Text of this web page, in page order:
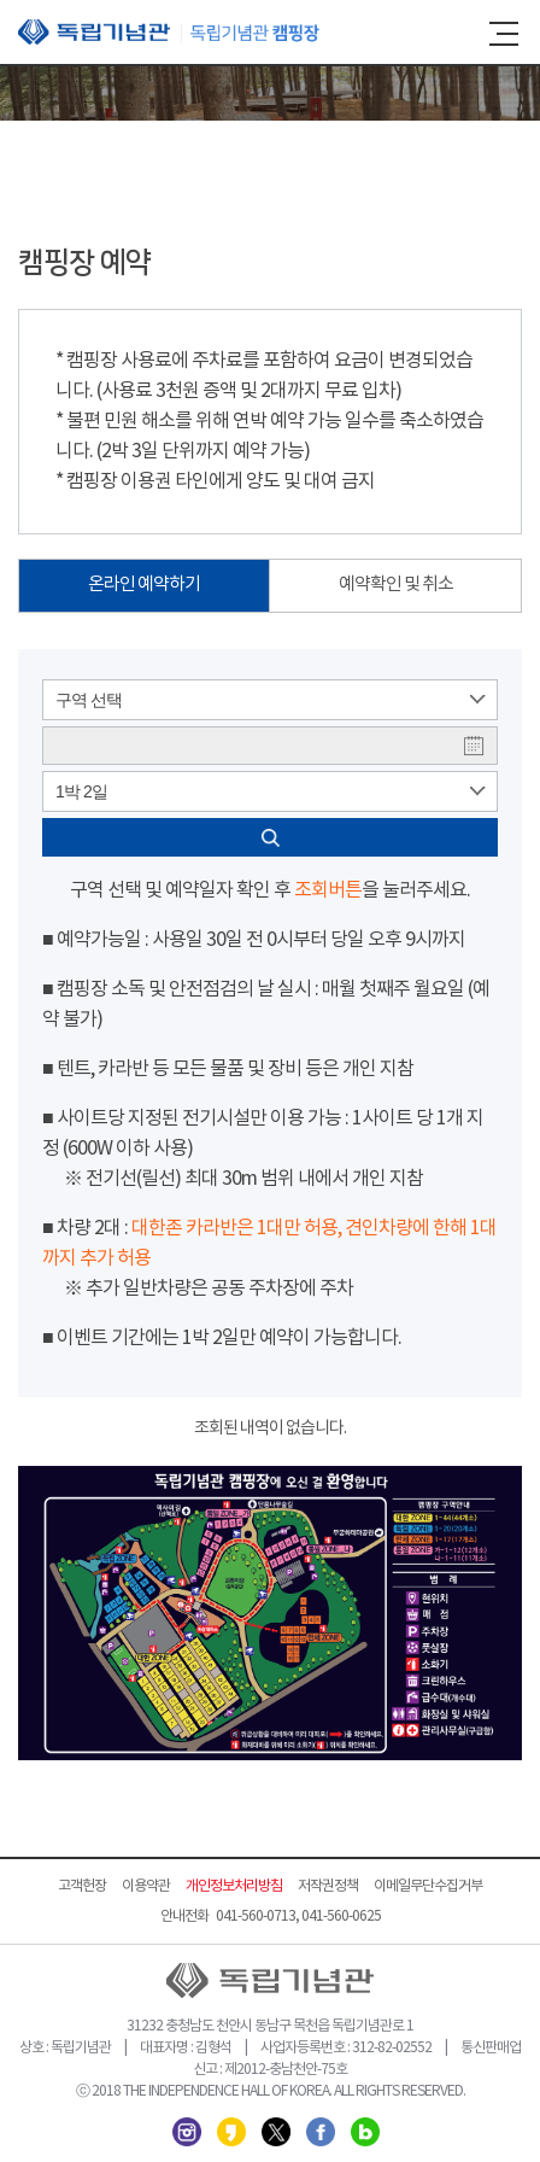
본문 바로가기
캠핑장 예약
* 캠핑장 사용료에 주차료를 포함하여 요금이 변경되었습
니다. (사용료 3천원 증액 및 2대까지 무료 입차)
* 불편 민원 해소를 위해 연박 예약 가능 일수를 축소하였습
니다. (2박 3일 단위까지 예약 가능)
* 캠핑장 이용권 타인에게 양도 및 대여 금지
온라인 예약하기 예약확인 및 취소
구역 선택
1박 2일
구역 선택 및 예약일자 확인 후 조회버튼을 눌러주세요.
■ 예약가능일 : 사용일 30일 전 0시부터 당일 오후 9시까지
■ 캠핑장 소독 및 안전점검의 날 실시 : 매월 첫째주 월요일 (예
약 불가)
■ 텐트, 카라반 등 모든 물품 및 장비 등은 개인 지참
■ 사이트당 지정된 전기시설만 이용 가능 : 1사이트 당 1개 지
정 (600W 이하 사용)
※ 전기선(릴선) 최대 30m 범위 내에서 개인 지참
■ 차량 2대 : 대한존 카라반은 1대만 허용, 견인차량에 한해 1대
까지 추가 허용
※ 추가 일반차량은 공동 주차장에 주차
■ 이벤트 기간에는 1박 2일만 예약이 가능합니다.
조회된 내역이 없습니다.
고객헌장 이용약관 개인정보처리방침 저작권정책
이메일무단수집거부
안내전화 041-560-0713, 041-560-0625
31232 충청남도 천안시 동남구 목천읍 독립기념관로 1
상호 : 독립기념관 | 대표자명 : 김형석 | 사업자등록번호 : 312-82-02552 | 통신판매업
신고 : 제2012-충남천안-75호
ⓒ 2018 THE INDEPENDENCE HALL OF KOREA. ALL RIGHTS RESERVED.